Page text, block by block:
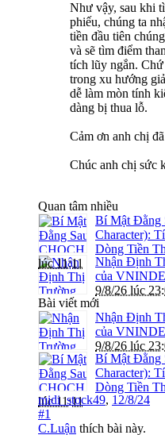
Như vậy, sau khi
phiếu, chúng ta
tiền đầu tiên
và sẽ tìm điểm
tích lũy ngắn.
trong xu hướng
dễ làm mòn tính
dàng bị thua lỗ.
Cảm ơn anh chị
Chúc anh chị sức
Quan tâm nhiều
Bí Mật Đằng
Character):
Dòng Tiền
lúc 11:11
Nhận Định
của
9/8/26 lúc
Bài viết mới
Nhận Định
của
9/8/26 lúc
Bí Mật Đằng
Character):
Dòng Tiền
lúc 11:11
midi_stock49, 12/8/24
#1
C.Luận thích bài này.